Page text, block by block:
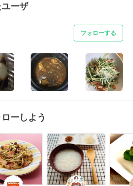
ーザ
フォローする
ーしよう